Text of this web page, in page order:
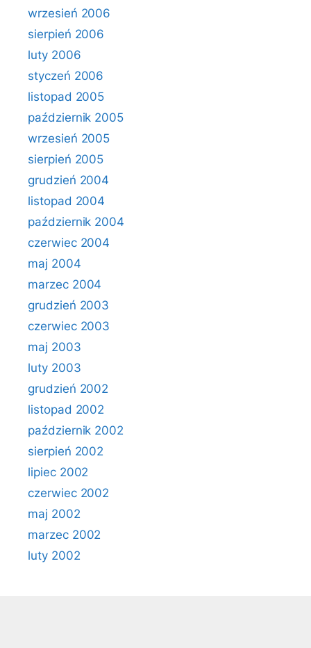
wrzesień 2006
sierpień 2006
luty 2006
styczeń 2006
listopad 2005
październik 2005
wrzesień 2005
sierpień 2005
grudzień 2004
listopad 2004
październik 2004
czerwiec 2004
maj 2004
marzec 2004
grudzień 2003
czerwiec 2003
maj 2003
luty 2003
grudzień 2002
listopad 2002
październik 2002
sierpień 2002
lipiec 2002
czerwiec 2002
maj 2002
marzec 2002
luty 2002